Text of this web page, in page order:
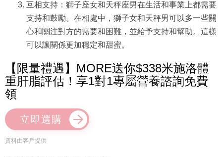
互相支持：獅子座女和天秤座男在生活和事業上都需要
支持和鼓勵。在相處中，獅子女和天秤男可以多一些關
心和關注對方的需要和困難，並給予支持和幫助。這樣
可以讓關係更加穩定和甜蜜。
【限量禮遇】MORE送你$338米施洛體
重肝脂評估！享1對1專屬營養諮詢免費
領
立即選購
資料由客戶提供